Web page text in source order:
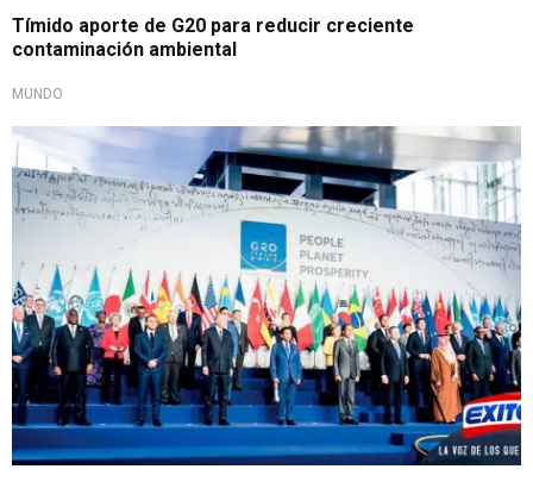
Tímido aporte de G20 para reducir creciente
contaminación ambiental
MUNDO